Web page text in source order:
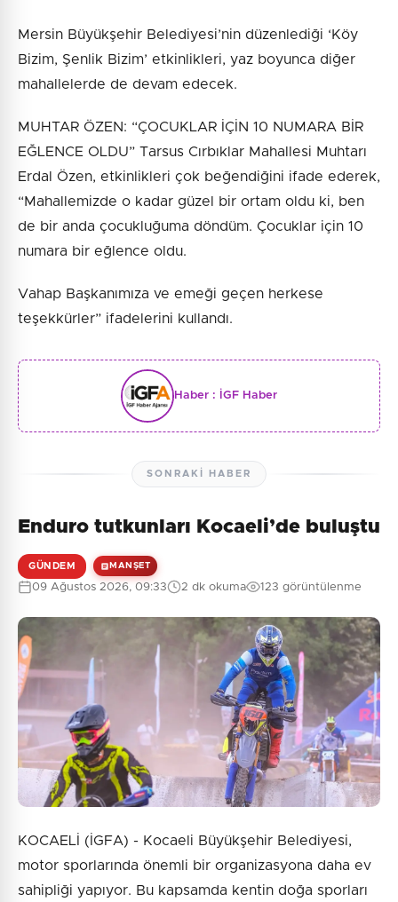
Mersin Büyükşehir Belediyesi’nin düzenlediği ‘Köy
Bizim, Şenlik Bizim’ etkinlikleri, yaz boyunca diğer
mahallelerde de devam edecek.
MUHTAR ÖZEN: “ÇOCUKLAR İÇİN 10 NUMARA BİR
EĞLENCE OLDU” Tarsus Cırbıklar Mahallesi Muhtarı
Erdal Özen, etkinlikleri çok beğendiğini ifade ederek,
“Mahallemizde o kadar güzel bir ortam oldu ki, ben
de bir anda çocukluğuma döndüm. Çocuklar için 10
numara bir eğlence oldu.
Vahap Başkanımıza ve emeği geçen herkese
teşekkürler” ifadelerini kullandı.
Haber : İGF Haber
SONRAKI HABER
Enduro tutkunları Kocaeli’de buluştu
GÜNDEM MANŞET
09 Ağustos 2026, 09:33 2 dk okuma 123 görüntülenme
KOCAELİ (İGFA) - Kocaeli Büyükşehir Belediyesi,
motor sporlarında önemli bir organizasyona daha ev
sahipliği yapıyor. Bu kapsamda kentin doğa sporları